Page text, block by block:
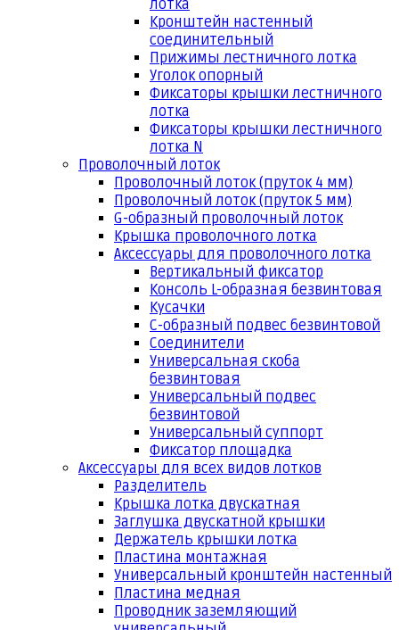
лотка
Кронштейн настенный
соединительный
Прижимы лестничного лотка
Уголок опорный
Фиксаторы крышки лестничного
лотка
Фиксаторы крышки лестничного
лотка N
Проволочный лоток
Проволочный лоток (пруток 4 мм)
Проволочный лоток (пруток 5 мм)
G-образный проволочный лоток
Крышка проволочного лотка
Аксессуары для проволочного лотка
Вертикальный фиксатор
Консоль L-образная безвинтовая
Кусачки
С-образный подвес безвинтовой
Соединители
Универсальная скоба
безвинтовая
Универсальный подвес
безвинтовой
Универсальный суппорт
Фиксатор площадка
Аксессуары для всех видов лотков
Разделитель
Крышка лотка двускатная
Заглушка двускатной крышки
Держатель крышки лотка
Пластина монтажная
Универсальный кронштейн настенный
Пластина медная
Проводник заземляющий